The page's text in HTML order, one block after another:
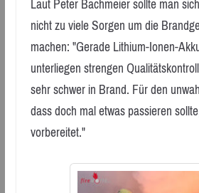
nicht zu viele Sorgen um die
machen: "Gerade Lithium-Ionen-
unterliegen strengen
sehr schwer in Brand. Für den
dass doch mal etwas passieren
vorbereitet."